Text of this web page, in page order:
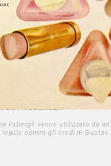
Fabergé venne utilizzato da
contro gli eredi di Gustav